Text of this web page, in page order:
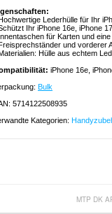
Lederhülle für Ihr
Ihr iPhone 16e, iPhone
für Karten und
und vorderer
Hülle aus echtem
iPhone 16e,
Bulk
5714122508935
Kategorien:
MTP DK